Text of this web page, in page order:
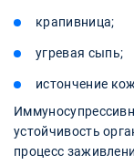
крапивница;
угревая сыпь;
истончение
устойчивость
процесс